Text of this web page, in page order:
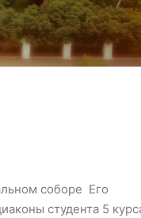
соборе Его
студента 5